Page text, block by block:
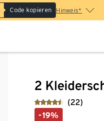
Code kopieren Hinweis*
2
(22)
-19%